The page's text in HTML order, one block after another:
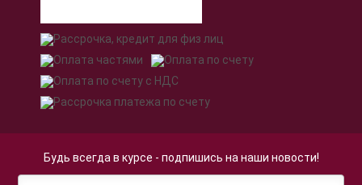
Будь всегда в курсе - подпишись на наши новости!